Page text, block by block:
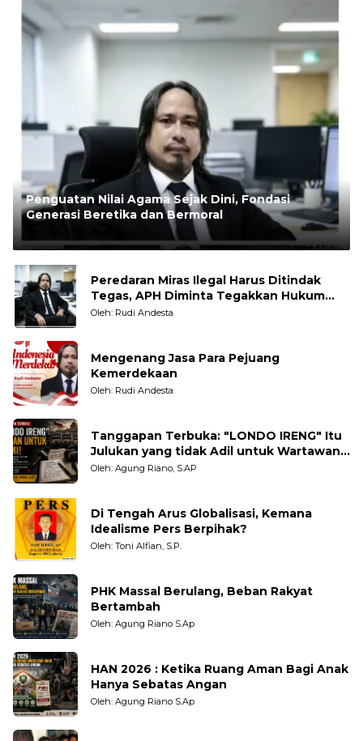
Penguatan Nilai Agama Sejak Dini, Fondasi
Generasi Beretika dan Bermoral
Rudi Andesta
Peredaran Miras Ilegal Harus Ditindak
Tegas, APH Diminta Tegakkan Hukum
Tanpa Pandang Bulu
Oleh: Rudi Andesta
Mengenang Jasa Para Pejuang
Kemerdekaan
Oleh: Rudi Andesta
Tanggapan Terbuka: "LONDO IRENG" Itu
Julukan yang tidak Adil untuk Wartawan,
Pengamat dan LSM
Oleh: Agung Riano, S.AP
Di Tengah Arus Globalisasi, Kemana
Idealisme Pers Berpihak?
Oleh: Toni Alfian, S.P.
PHK Massal Berulang, Beban Rakyat
Bertambah
Oleh: Agung Riano S.Ap
HAN 2026 : Ketika Ruang Aman Bagi Anak
Hanya Sebatas Angan
Oleh: Agung Riano S.Ap